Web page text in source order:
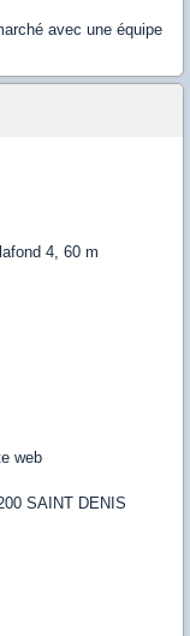
avec une équipe
4, 60 m
web
SAINT DENIS